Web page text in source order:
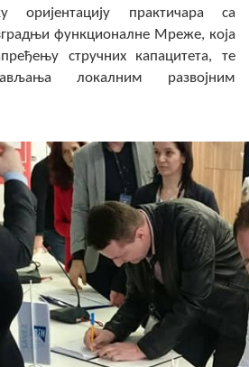
ПРИВРЕДА
ЗАШТИТА
КОНТАКТ
оријентацију практичара са
функционалне Мреже, која
стручних капацитета, те
локалним развојним